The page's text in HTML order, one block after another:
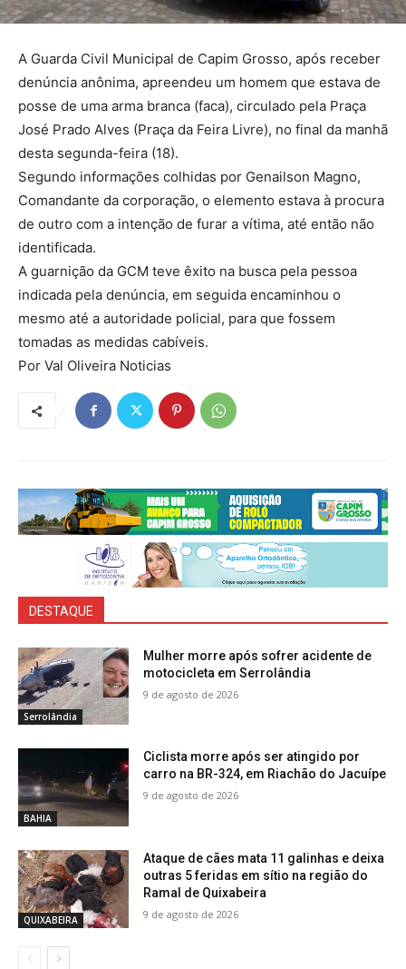
A Guarda Civil Municipal de Capim Grosso, após receber
denúncia anônima, apreendeu um homem que estava de
posse de uma arma branca (faca), circulado pela Praça
José Prado Alves (Praça da Feira Livre), no final da manhã
desta segunda-feira (18).
Segundo informações colhidas por Genailson Magno,
Comandante da corporação, o elemento estava à procura
de outro com a intenção de furar a vítima, até então não
identificada.
A guarnição da GCM teve êxito na busca pela pessoa
indicada pela denúncia, em seguida encaminhou o
mesmo até a autoridade policial, para que fossem
tomadas as medidas cabíveis.
Por Val Oliveira Noticias
DESTAQUE
Serrolândia
Mulher morre após sofrer acidente de
motocicleta em Serrolândia
9 de agosto de 2026
BAHIA
Ciclista morre após ser atingido por
carro na BR-324, em Riachão do Jacuípe
9 de agosto de 2026
QUIXABEIRA
Ataque de cães mata 11 galinhas e deixa
outras 5 feridas em sítio na região do
Ramal de Quixabeira
9 de agosto de 2026